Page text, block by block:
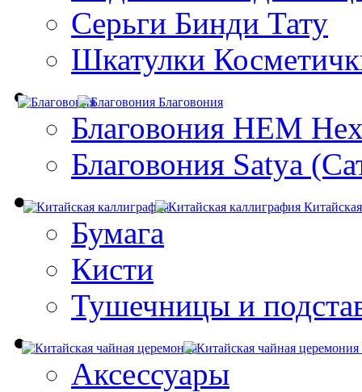
Серьги Бинди Тату
Шкатулки
Благовония
Благовония HEM
Благовония Satya
Бумага
Кисти
Тушечницы и
Аксессуары